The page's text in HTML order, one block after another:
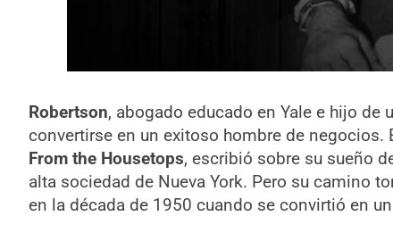
Robertson, abogado educado en Yale e hijo de
convertirse en un exitoso hombre de negocios.
From the Housetops, escribió sobre su sueño
alta sociedad de Nueva York. Pero su camino
en la década de 1950 cuando se convirtió en